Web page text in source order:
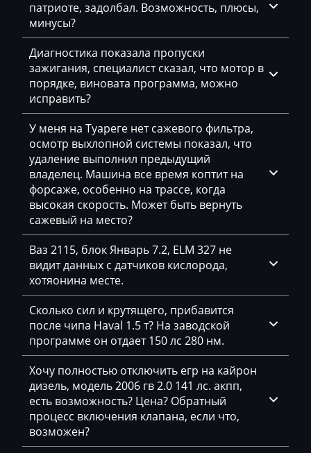
Daewoo
DAF
Daihatsu
Dammann
Derways
Deutz
Dewulf
Dieci
Dodge
Dongfeng
Doosan
Doppstadt
Dynapac
EcoLog
Eggersmann
Exeed
Extreme moto
патриоте, задолбал. Возможность, плюсы,
минусы?
Диагностика показала пропуски
зажигания, специалист сказал, что мотор в
порядке, виновата программа, можно
исправить?
У меня на Туареге нет сажевого фильтра,
осмотр выхлопной системы показал, что
удаление выполнил предыдущий
владелец. Машина все время коптит на
форсаже, особенно на трассе, когда
высокая скорость. Может быть вернуть
сажевый на место?
Ваз 2115, блок Январь 7.2, ELM 327 не
видит данных с датчиков кислорода,
хотяонина месте.
Сколько сил и крутящего, прибавится
после чипа Haval 1.5 т? На заводской
программе он отдает 150 лс 280 нм.
Хочу полностью отключить егр на кайрон
дизель, модель 2006 гв 2.0 141 лс. акпп,
есть возможность? Цена? Обратный
процесс включения клапана, если что,
возможен?